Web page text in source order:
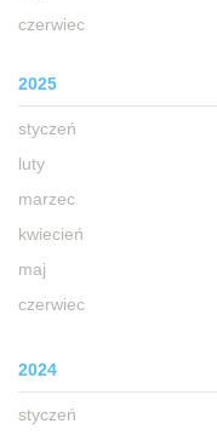
czerwiec
2025
styczeń
luty
marzec
kwiecień
maj
czerwiec
2024
styczeń